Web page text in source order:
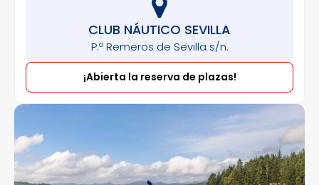
CLUB NÁUTICO SEVILLA
P.º Remeros de Sevilla s/n.
¡Abierta la reserva de plazas!